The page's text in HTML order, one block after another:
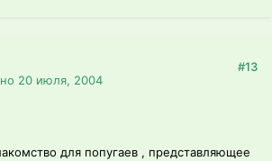
20 июля, 2004
#13
для попугаев , представляющее